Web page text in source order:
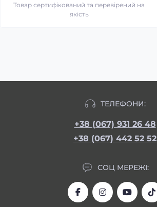
Товар сертифікований та перевірений на
якість
ТЕЛЕФОНИ:
+38 (067) 931 26 48
+38 (067) 442 52 52
СОЦ МЕРЕЖІ: